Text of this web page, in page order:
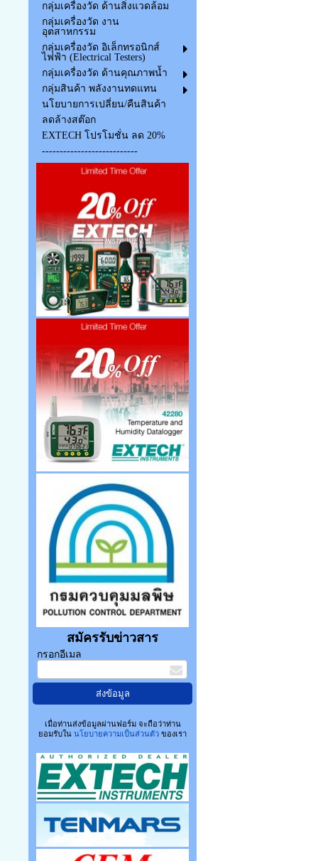
กลุ่มเครื่องวัด ด้านสิ่งแวดล้อม
กลุ่มเครื่องวัด งาน
อุตสาหกรรม
กลุ่มเครื่องวัด อิเล็กทรอนิกส์
ไฟฟ้า (Electrical Testers)
กลุ่มเครื่องวัด ด้านคุณภาพน้ำ
กลุ่มสินค้า พลังงานทดแทน
นโยบายการเปลี่ยน/คืนสินค้า
ลดล้างสต๊อก
EXTECH โปรโมชั่น ลด 20%
---------------------------
สมัครรับข่าวสาร
กรอกอีเมล
เมื่อท่านส่งข้อมูลผ่านฟอร์ม จะถือว่าท่าน
ยอมรับใน นโยบายความเป็นส่วนตัวของเรา